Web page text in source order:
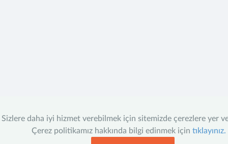
Sizlere daha iyi hizmet verebilmek için sitemizde çerezlere yer
Çerez politikamız hakkında bilgi edinmek için tıklayınız.